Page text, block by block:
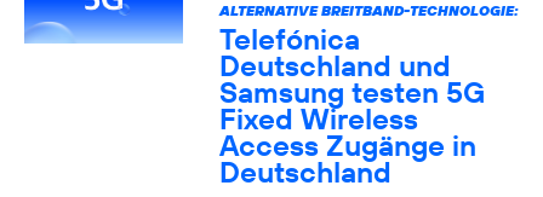
ALTERNATIVE BREITBAND-TECHNOLOGIE:
Telefónica
Deutschland und
Samsung testen 5G
Fixed Wireless
Access Zugänge in
Deutschland